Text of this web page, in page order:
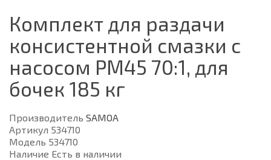
Комплект для раздачи
консистентной смазки с
насосом РМ45 70:1, для
бочек 185 кг
Производитель SAMOA
Артикул 534710
Модель 534710
Наличие Есть в наличии